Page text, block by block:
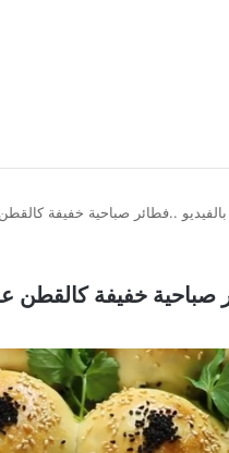
بالفيديو ..فطائر صباحية خفيفة
صباحية خفيفة كالقطن